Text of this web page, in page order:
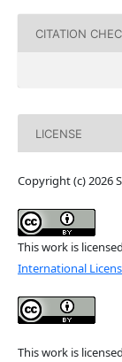
CITATION
LICENSE
Copyright (c) 2026
This work is
International
This work is